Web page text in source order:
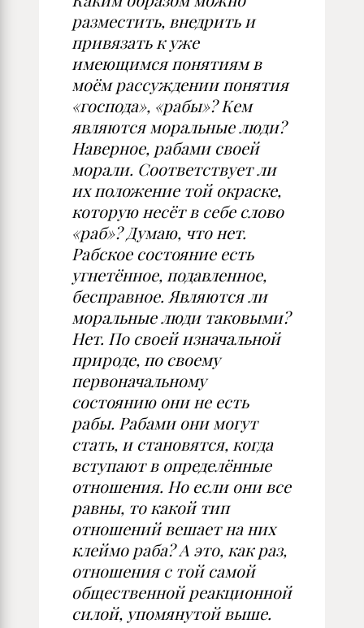
разместить, внедрить и
привязать к уже
имеющимся понятиям в
моём рассуждении понятия
«господа», «рабы»? Кем
являются моральные люди?
Наверное, рабами своей
морали. Соответствует ли
их положение той окраске,
которую несёт в себе слово
«раб»? Думаю, что нет.
Рабское состояние есть
угнетённое, подавленное,
бесправное. Являются ли
моральные люди таковыми?
Нет. По своей изначальной
природе, по своему
первоначальному
состоянию они не есть
рабы. Рабами они могут
стать, и становятся, когда
вступают в определённые
отношения. Но если они все
равны, то какой тип
отношений вешает на них
клеймо раба? А это, как раз,
отношения с той самой
общественной реакционной
силой, упомянутой выше.